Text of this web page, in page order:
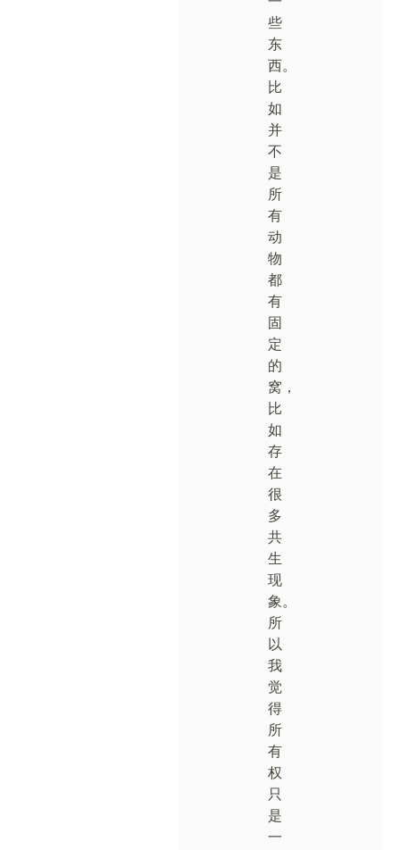
些
东
西。
比
如
并
不
是
所
有
动
物
都
有
固
定
的
窝，
比
如
存
在
很
多
共
生
现
象。
所
以
我
觉
得
所
有
权
只
是
一